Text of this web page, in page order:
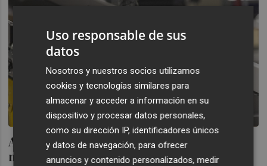
Amazon, en un impulso alcista tras los
mínimos de diciembre de 2022
Uso responsable de sus
datos
Nosotros y nuestros socios utilizamos
cookies y tecnologías similares para
almacenar y acceder a información en su
dispositivo y procesar datos personales,
como su dirección IP, identificadores únicos
y datos de navegación, para ofrecer
anuncios y contenido personalizados, medir